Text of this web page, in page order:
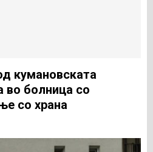
кумановската
во болница со
со храна